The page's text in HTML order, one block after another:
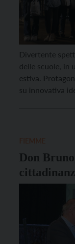
Divertente
delle scuole, in
estiva.
su innovativa
Don